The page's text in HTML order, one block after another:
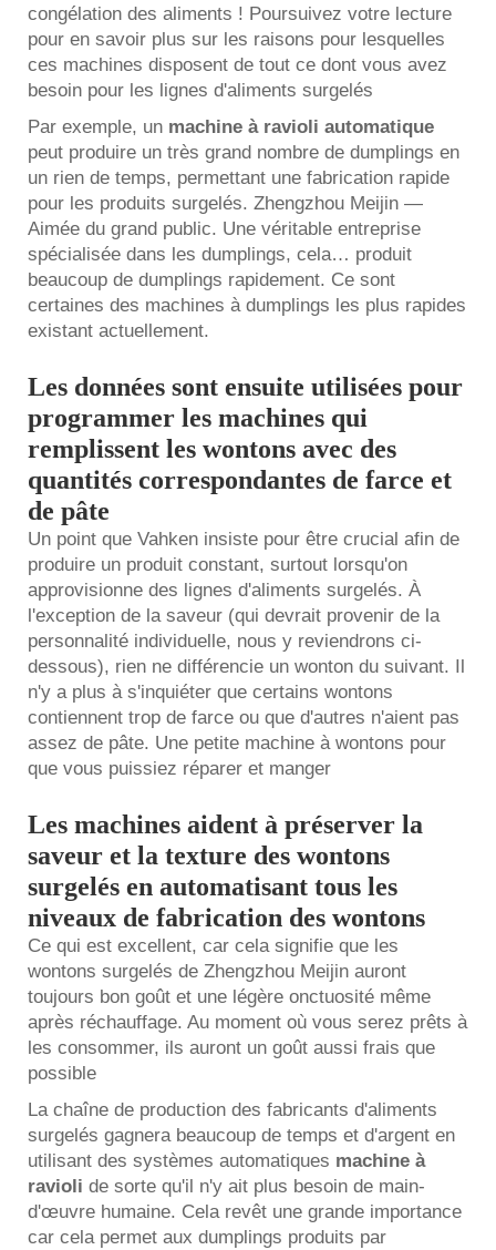
congélation des aliments ! Poursuivez votre lecture
pour en savoir plus sur les raisons pour lesquelles
ces machines disposent de tout ce dont vous avez
besoin pour les lignes d'aliments surgelés
Par exemple, un machine à ravioli automatique
peut produire un très grand nombre de dumplings en
un rien de temps, permettant une fabrication rapide
pour les produits surgelés. Zhengzhou Meijin —
Aimée du grand public. Une véritable entreprise
spécialisée dans les dumplings, cela… produit
beaucoup de dumplings rapidement. Ce sont
certaines des machines à dumplings les plus rapides
existant actuellement.
Les données sont ensuite utilisées pour
programmer les machines qui
remplissent les wontons avec des
quantités correspondantes de farce et
de pâte
Un point que Vahken insiste pour être crucial afin de
produire un produit constant, surtout lorsqu'on
approvisionne des lignes d'aliments surgelés. À
l'exception de la saveur (qui devrait provenir de la
personnalité individuelle, nous y reviendrons ci-
dessous), rien ne différencie un wonton du suivant. Il
n'y a plus à s'inquiéter que certains wontons
contiennent trop de farce ou que d'autres n'aient pas
assez de pâte. Une petite machine à wontons pour
que vous puissiez réparer et manger
Les machines aident à préserver la
saveur et la texture des wontons
surgelés en automatisant tous les
niveaux de fabrication des wontons
Ce qui est excellent, car cela signifie que les
wontons surgelés de Zhengzhou Meijin auront
toujours bon goût et une légère onctuosité même
après réchauffage. Au moment où vous serez prêts à
les consommer, ils auront un goût aussi frais que
possible
La chaîne de production des fabricants d'aliments
surgelés gagnera beaucoup de temps et d'argent en
utilisant des systèmes automatiques machine à
ravioli de sorte qu'il n'y ait plus besoin de main-
d'œuvre humaine. Cela revêt une grande importance
car cela permet aux dumplings produits par